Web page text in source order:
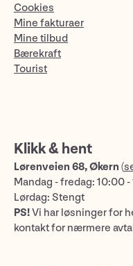
Cookies
Mine fakturaer
Mine tilbud
Bærekraft
Tourist
Klikk & hent
Lørenveien 68, Økern (
Mandag - fredag: 10:00 -
Lørdag: Stengt
PS!Vi har løsninger for
kontakt for nærmere